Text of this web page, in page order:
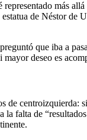
más
de Néstor
que iba a
deseo es
de
falta de